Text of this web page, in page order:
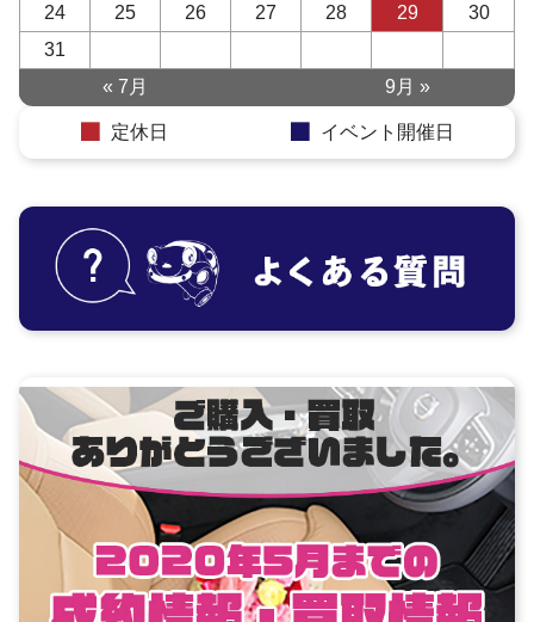
24
25 26 27 28 29
30
31
« 7月
9月 »
定休日 イベント開催日